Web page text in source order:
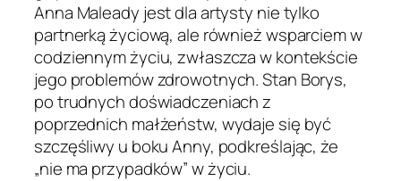
Anna Maleady jest dla artysty nie tylko
partnerką życiową, ale również wsparciem w
codziennym życiu, zwłaszcza w kontekście
jego problemów zdrowotnych. Stan Borys,
po trudnych doświadczeniach z
poprzednich małżeństw, wydaje się być
szczęśliwy u boku Anny, podkreślając, że
„nie ma przypadków” w życiu.